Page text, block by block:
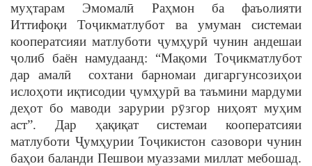
муҳтарам Эмомалӣ Раҳмон ба фаъолияти
Иттифоқи Тоҷикматлубот ва умуман системаи
кооператсияи матлуботи ҷумҳурӣ чунин андешаи
ҷолиб баён намудаанд: “Мақоми Тоҷикматлубот
дар амалӣ сохтани барномаи дигаргунсозиҳои
ислоҳоти иқтисодии ҷумҳурӣ ва таъмини мардуми
деҳот бо маводи зарурии рӯзгор ниҳоят муҳим
аст”. Дар ҳақиқат системаи кооператсияи
матлуботи Ҷумҳурии Тоҷикистон сазовори чунин
баҳои баланди Пешвои муаззами миллат мебошад.